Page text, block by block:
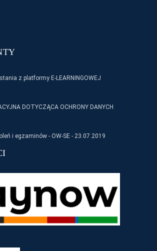
z platformy E-LEARNINGOWEJ
DOTYCZĄCA OCHRONY DANYCH
i egzaminów - OW-SE - 23.07.2019